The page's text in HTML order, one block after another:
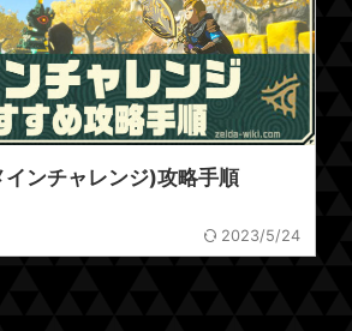
インチャレンジ)攻略手順
2023/5/24